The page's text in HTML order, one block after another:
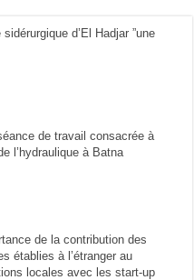
d’El Hadjar ”une
de travail consacrée à
l’hydraulique à Batna
de la contribution des
établies à l’étranger au
locales avec les start-up